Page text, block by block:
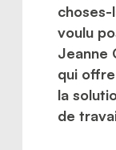
choses-
voulu
Jeanne
qui
la
de